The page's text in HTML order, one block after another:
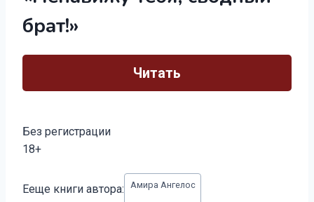
брат!»
Читать
Без регистрации
18+
записи:
Ееще книги автора: Амира Ангелос